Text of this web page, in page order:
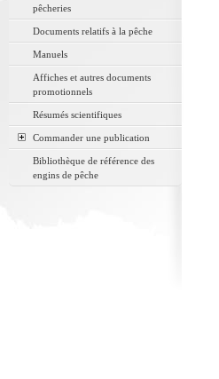
pêcheries
Documents relatifs à la pêche
Manuels
Affiches et autres documents
promotionnels
Résumés scientifiques
Commander une publication
Bibliothèque de référence des
engins de pêche